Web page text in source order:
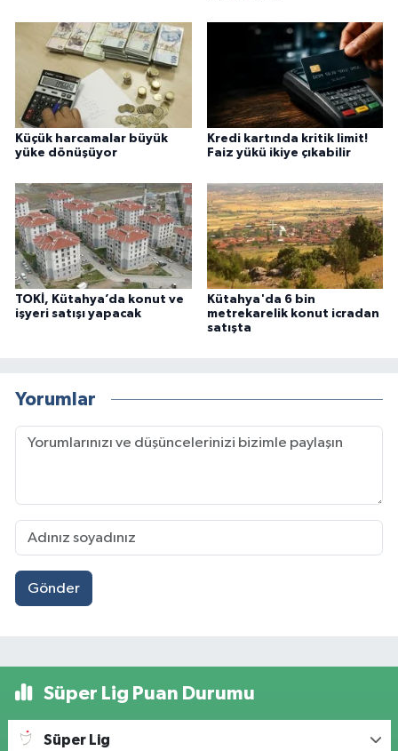
Küçük harcamalar büyük
yüke dönüşüyor
Kredi kartında kritik limit!
Faiz yükü ikiye çıkabilir
TOKİ, Kütahya’da konut ve
işyeri satışı yapacak
Kütahya'da 6 bin
metrekarelik konut icradan
satışta
Yorumlar
Gönder
Süper Lig Puan Durumu
Süper Lig